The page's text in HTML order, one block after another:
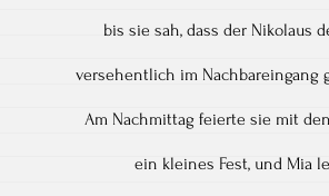
bis sie sah, dass der Nikolaus
versehentlich im Nachbareingang
Am Nachmittag feierte sie mit
ein kleines Fest, und Mia